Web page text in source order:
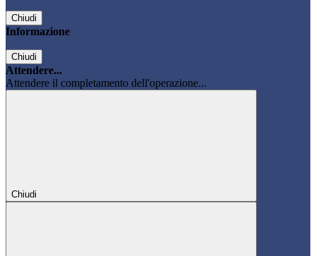
Chiudi
Informazione
Chiudi
Attendere...
Attendere il completamento dell'operazione...
Chiudi